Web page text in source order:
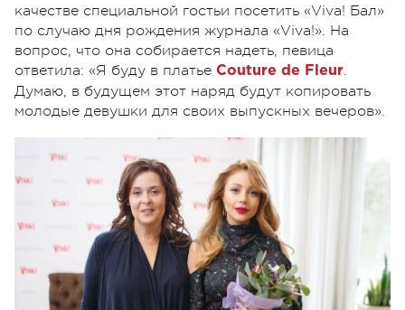
качестве специальной гостьи посетить «Viva! Бал»
по случаю дня рождения журнала «Viva!». На
вопрос, что она собирается надеть, певица
ответила: «Я буду в платье Couture de Fleur
Думаю, в будущем этот наряд будут копировать
молодые девушки для своих выпускных вечеров».